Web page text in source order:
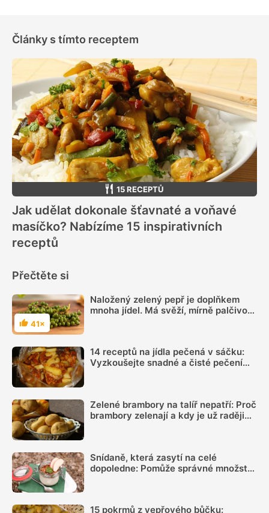
Články s tímto receptem
15 RECEPTŮ
Jak udělat dokonale šťavnaté a voňavé
masíčko? Nabízíme 15 inspirativních
receptů
Přečtěte si
Hodnocení
41×
Naložený zelený pepř je doplňkem
mnoha jídel. Má svěží, mírně palčivou
14 receptů na jídla pečená v sáčku:
Vyzkoušejte snadné a čisté pečení
Zelené brambory na talíř nepatří: Proč
brambory zelenají a kdy je už raději
Snídaně, která zasytí na celé
dopoledne: Pomůže správné množství
15 pokrmů z vepřového bůčku: